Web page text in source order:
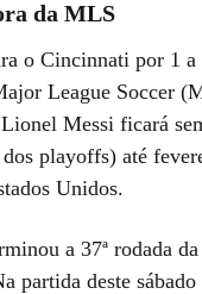
da MLS
o Cincinnati por 1
League Soccer
Messi ficará
playoffs) até
Unidos.
a 37ª rodada
partida deste